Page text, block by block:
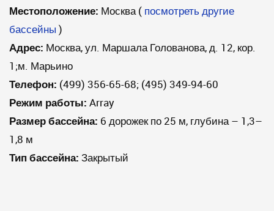
Местоположение: Москва( посмотреть другие
бассейны )
Адрес: Москва, ул. Маршала Голованова, д. 12, кор.
1;м. Марьино
Телефон: (499) 356-65-68; (495) 349-94-60
Режим работы: Array
Размер бассейна: 6 дорожек по 25 м, глубина – 1,3–
1,8 м
Тип бассейна: Закрытый